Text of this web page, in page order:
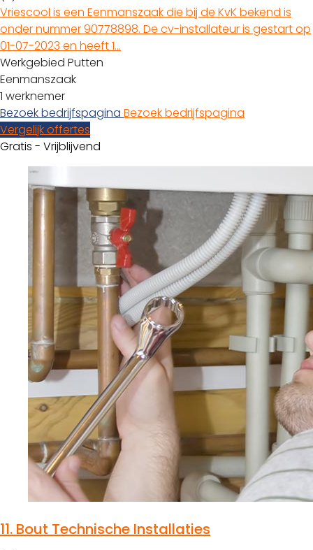
Vriescool is een Eenmanszaak die bij de KvK bekend is
onder nummer 90778898. De cv-installateur is gestart op
01-07-2023 en heeft 1…
Werkgebied Putten
Eenmanszaak
1 werknemer
Bezoek bedrijfspagina Bezoek bedrijfspagina
Vergelijk offertes
Gratis - Vrijblijvend
11. Bout Technische Installaties